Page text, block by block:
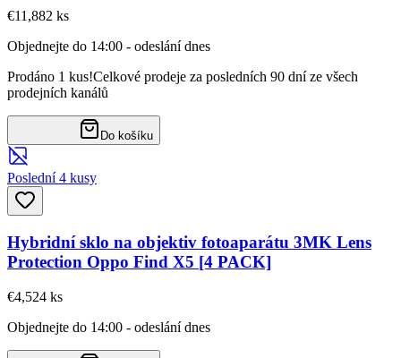
€11,882 ks
Objednejte do 14:00 - odeslání dnes
Prodáno 1 kus!Celkové prodeje za posledních 90 dní ze všech
prodejních kanálů
Do košíku
Poslední 4 kusy
Hybridní sklo na objektiv fotoaparátu 3MK Lens
Protection Oppo Find X5 [4 PACK]
€4,524 ks
Objednejte do 14:00 - odeslání dnes